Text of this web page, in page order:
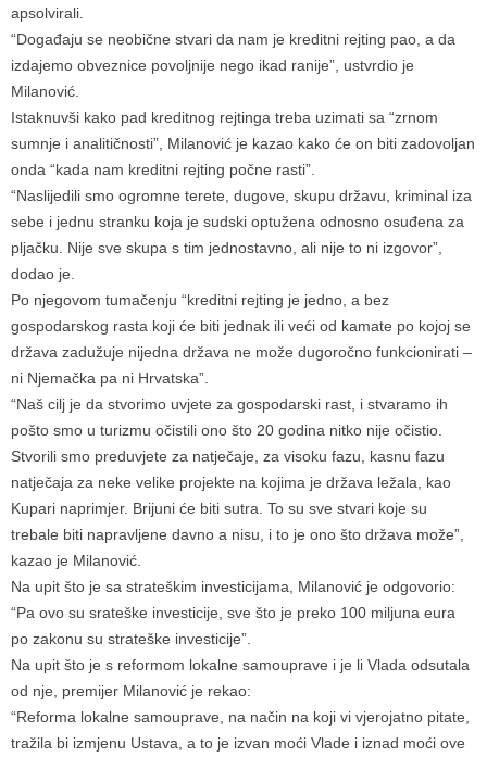
apsolvirali.
“Događaju se neobične stvari da nam je kreditni rejting pao, a da
izdajemo obveznice povoljnije nego ikad ranije”, ustvrdio je
Milanović.
Istaknuvši kako pad kreditnog rejtinga treba uzimati sa “zrnom
sumnje i analitičnosti”, Milanović je kazao kako će on biti zadovoljan
onda “kada nam kreditni rejting počne rasti”.
“Naslijedili smo ogromne terete, dugove, skupu državu, kriminal iza
sebe i jednu stranku koja je sudski optužena odnosno osuđena za
pljačku. Nije sve skupa s tim jednostavno, ali nije to ni izgovor”,
dodao je.
Po njegovom tumačenju “kreditni rejting je jedno, a bez
gospodarskog rasta koji će biti jednak ili veći od kamate po kojoj se
država zadužuje nijedna država ne može dugoročno funkcionirati –
ni Njemačka pa ni Hrvatska”.
“Naš cilj je da stvorimo uvjete za gospodarski rast, i stvaramo ih
pošto smo u turizmu očistili ono što 20 godina nitko nije očistio.
Stvorili smo preduvjete za natječaje, za visoku fazu, kasnu fazu
natječaja za neke velike projekte na kojima je država ležala, kao
Kupari naprimjer. Brijuni će biti sutra. To su sve stvari koje su
trebale biti napravljene davno a nisu, i to je ono što država može”,
kazao je Milanović.
Na upit što je sa strateškim investicijama, Milanović je odgovorio:
“Pa ovo su srateške investicije, sve što je preko 100 miljuna eura
po zakonu su strateške investicije”.
Na upit što je s reformom lokalne samouprave i je li Vlada odsutala
od nje, premijer Milanović je rekao:
“Reforma lokalne samouprave, na način na koji vi vjerojatno pitate,
tražila bi izmjenu Ustava, a to je izvan moći Vlade i iznad moći ove